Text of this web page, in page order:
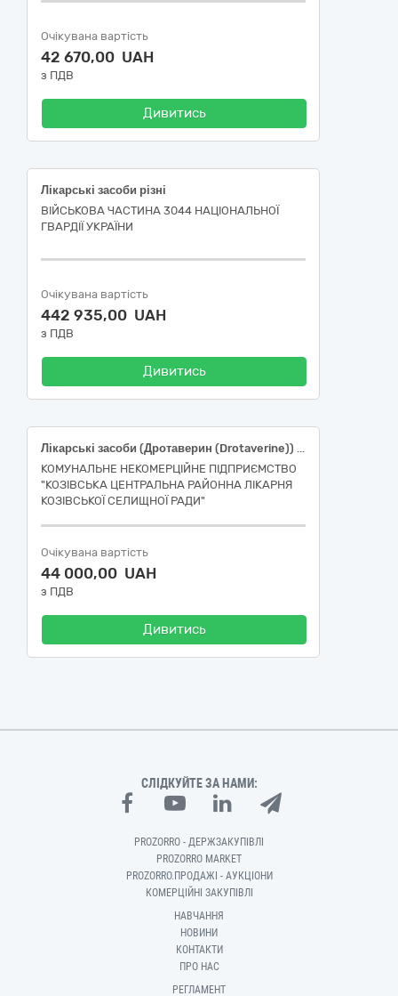
Очікувана вартість
42 670,00 UAH
з ПДВ
Дивитись
Лікарські засоби різні
ВІЙСЬКОВА ЧАСТИНА 3044 НАЦІОНАЛЬНОЇ
ГВАРДІЇ УКРАЇНИ
Очікувана вартість
442 935,00 UAH
з ПДВ
Дивитись
Лікарські засоби (Дротаверин (Drotaverine)) (ДК 021:2015: 33600000-6 – Фармацевтична продукція)
КОМУНАЛЬНЕ НЕКОМЕРЦІЙНЕ ПІДПРИЄМСТВО
"КОЗІВСЬКА ЦЕНТРАЛЬНА РАЙОННА ЛІКАРНЯ
КОЗІВСЬКОЇ CЕЛИЩНОЇ РАДИ"
Очікувана вартість
44 000,00 UAH
з ПДВ
Дивитись
СЛІДКУЙТЕ ЗА НАМИ:
PROZORRO - ДЕРЖЗАКУПІВЛІ
PROZORRO MARKET
PROZORRO.ПРОДАЖІ - АУКЦІОНИ
КОМЕРЦІЙНІ ЗАКУПІВЛІ
НАВЧАННЯ
НОВИНИ
КОНТАКТИ
ПРО НАС
РЕГЛАМЕНТ